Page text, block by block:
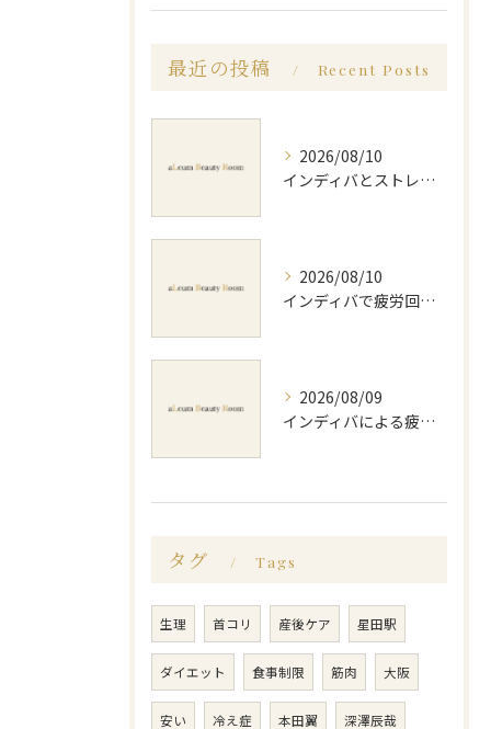
最近の投稿 Recent Posts
2026/08/10
インディバとストレッチで体質改善を効率化する継続活用ガイド
2026/08/10
インディバで疲労回復を実感する効果的な使い方大阪府交野市私部南のポイント
2026/08/09
インディバによる疲労回復方法と効果的な実感や持続のポイントを徹底解説
タグ Tags
生理 首コリ 産後ケア 星田駅
ダイエット 食事制限 筋肉 大阪
安い 冷え症 本田翼 深澤辰哉